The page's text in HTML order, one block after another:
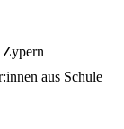
Zypern
aus Schule